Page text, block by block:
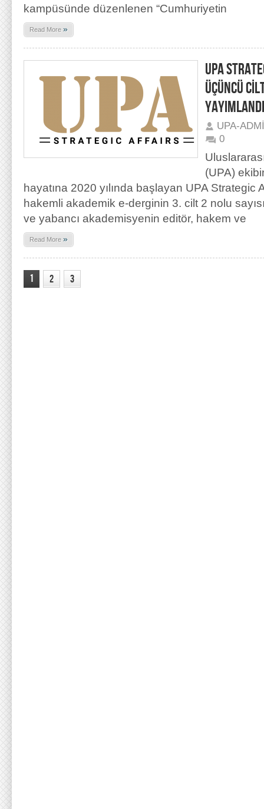
kampüsünde düzenlenen “Cumhuriyetin
Read More »
UPA
ÜÇÜNCÜ
YAYIMLANDI
UPA-
0
(UPA)
hayatına 2020 yılında başlayan UPA Strategic
hakemli akademik e-derginin 3. cilt 2 nolu
ve yabancı akademisyenin editör, hakem ve
Read More »
1 2 3